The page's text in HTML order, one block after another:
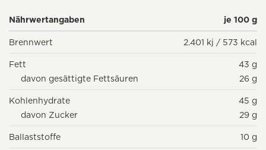
Nährwertangaben je 100 g
Brennwert 2.401 kj / 573 kcal
Fett
43 g
davon gesättigte Fettsäuren
26 g
Kohlenhydrate
45 g
davon Zucker
29 g
Ballaststoffe 10 g